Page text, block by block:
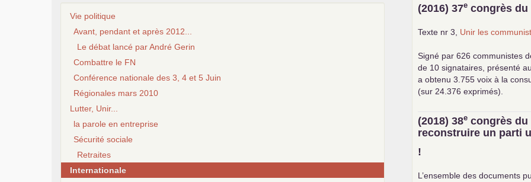
Vie politique
Avant, pendant et après 2012...
Le débat lancé par André Gerin
Combattre le FN
Conférence nationale des 3, 4 et 5 Juin
Régionales mars 2010
Lutter, Unir...
la parole en entreprise
Sécurité sociale
Retraites
Internationale
(2016) 37e congrès du
Texte nr 3, Unir les
Signé par 626 communistes
de 10 signataires, présenté
a obtenu 3.755 voix à la
(sur 24.376 exprimés).
(2018) 38e congrès du
reconstruire un parti
!
L’ensemble des documents